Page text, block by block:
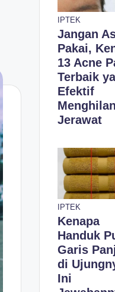
IPTEK
Jangan
Pakai,
13 Acne
Terbaik
Efektif
Jerawat
IPTEK
Kenapa
Handuk
Garis
di
Ini